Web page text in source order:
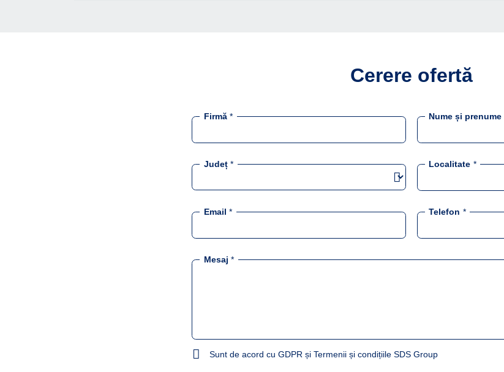
Cerere ofertă
Firmă * Nume și prenume
Județ * Localitate *
Email * Telefon *
Mesaj *
Sunt de acord cu GDPR și Termenii și condițiile SDS Group